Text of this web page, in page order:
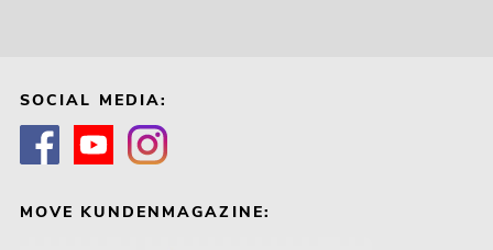
SOCIAL MEDIA:
MOVE KUNDENMAGAZINE: